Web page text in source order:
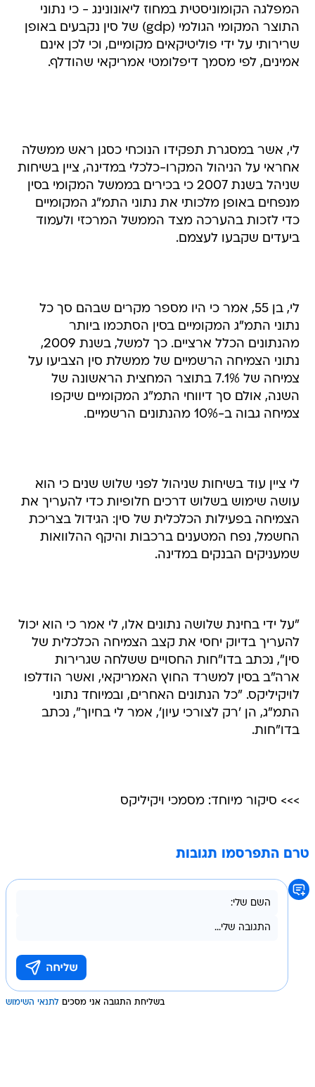
המפלגה הקומוניסטית במחוז ליאונונינג - כי נתוני
התוצר המקומי הגולמי (gdp) של סין נקבעים באופן
שרירותי על ידי פוליטיקאים מקומיים, וכי לכן אינם
אמינים, לפי מסמך דיפלומטי אמריקאי שהודלף.
לי, אשר במסגרת תפקידו הנוכחי כסגן ראש ממשלה
אחראי על הניהול המקרו-כלכלי במדינה, ציין בשיחות
שניהל בשנת 2007 כי בכירים בממשל המקומי בסין
מנפחים באופן מלכותי את נתוני התמ"ג המקומיים
כדי לזכות בהערכה מצד הממשל המרכזי ולעמוד
ביעדים שקבעו לעצמם.
לי, בן 55, אמר כי היו מספר מקרים שבהם סך כל
נתוני התמ"ג המקומיים בסין הסתכמו ביותר
מהנתונים הכלל ארציים. כך למשל, בשנת 2009,
נתוני הצמיחה הרשמיים של ממשלת סין הצביעו על
צמיחה של 7.1% בתוצר המחצית הראשונה של
השנה, אולם סך דיווחי התמ"ג המקומיים שיקפו
צמיחה גבוה ב-10% מהנתונים הרשמיים.
לי ציין עוד בשיחות שניהול לפני שלוש שנים כי הוא
עושה שימוש בשלוש דרכים חלופיות כדי להעריך את
הצמיחה בפעילות הכלכלית של סין: הגידול בצריכת
החשמל, נפח המטענים ברכבות והיקף ההלוואות
שמעניקים הבנקים במדינה.
"על ידי בחינת שלושה נתונים אלו, לי אמר כי הוא יכול
להעריך בדיוק יחסי את קצב הצמיחה הכלכלית של
סין", נכתב בדו"חות החסויים ששלחה שגרירות
ארה"ב בסין למשרד החוץ האמריקאי, ואשר הודלפו
לויקיליקס. "כל הנתונים האחרים, ובמיוחד נתוני
התמ"ג, הן 'רק לצורכי עיון', אמר לי בחיוך", נכתב
בדו"חות.
>>> סיקור מיוחד: מסמכי ויקיליקס
טרם התפרסמו תגובות
בשליחת התגובה אני מסכים לתנאי השימוש